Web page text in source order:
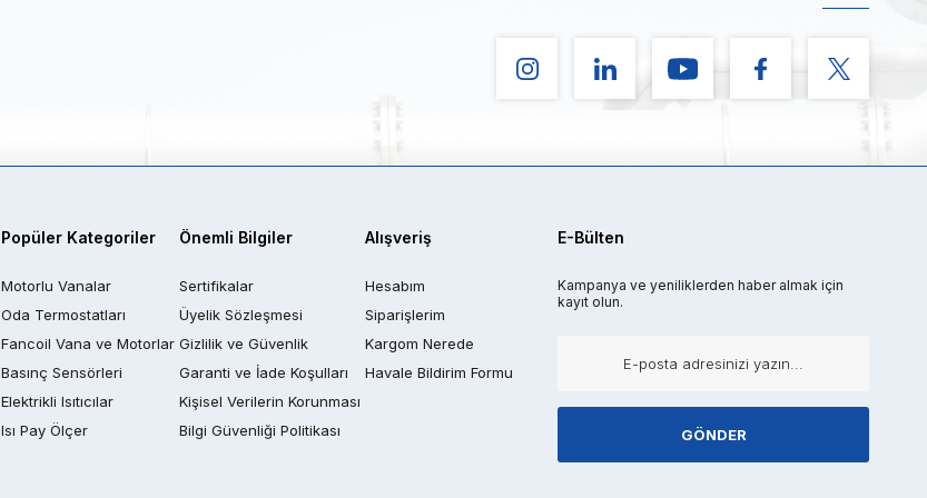
Popüler Kategoriler
Motorlu Vanalar
Oda Termostatları
Fancoil Vana ve Motorlar
Basınç Sensörleri
Elektrikli Isıtıcılar
Isı Pay Ölçer
Önemli Bilgiler
Sertifikalar
Üyelik Sözleşmesi
Gizlilik ve Güvenlik
Garanti ve İade Koşulları
Kişisel Verilerin Korunması
Bilgi Güvenliği Politikası
Alışveriş
Hesabım
Siparişlerim
Kargom Nerede
Havale Bildirim Formu
E-Bülten
Kampanya ve yeniliklerden haber almak için
kayıt olun.
GÖNDER